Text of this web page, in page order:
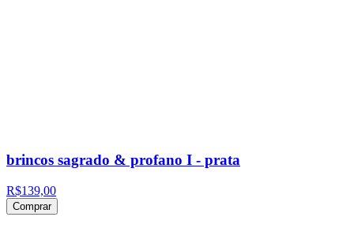
brincos sagrado & profano I - prata
R$139,00
Comprar